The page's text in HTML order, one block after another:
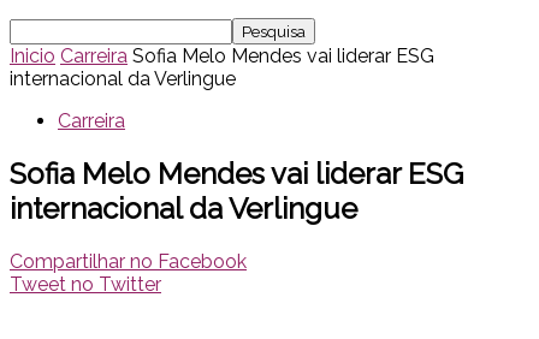
Inicio Carreira Sofia Melo Mendes vai liderar ESG
internacional da Verlingue
Carreira
Sofia Melo Mendes vai liderar ESG
internacional da Verlingue
Compartilhar no Facebook
Tweet no Twitter